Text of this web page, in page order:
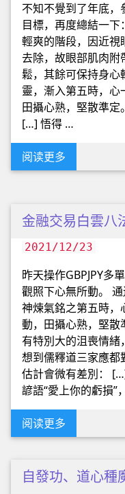
不知不覺到了年底
目標，再度總結一
輕爽的階段，因近視
去除，故眼部肌肉附
鬆，其餘可保持身
靈，漸入第五時，心
田攝心熟，堅散準定
[…] 悟得 …
阅读更多
金融交易白雲八
2021/12/23
昨天操作GBPJPY多
觀照下心無所動。
神煉氣銘之第五時，
動，田攝心熟，堅散
有特別大的沮喪情緒
想到儒釋道三家應
估計會微有差別：
諺語“愛上你的虧損
阅读更多
自發功、道心種